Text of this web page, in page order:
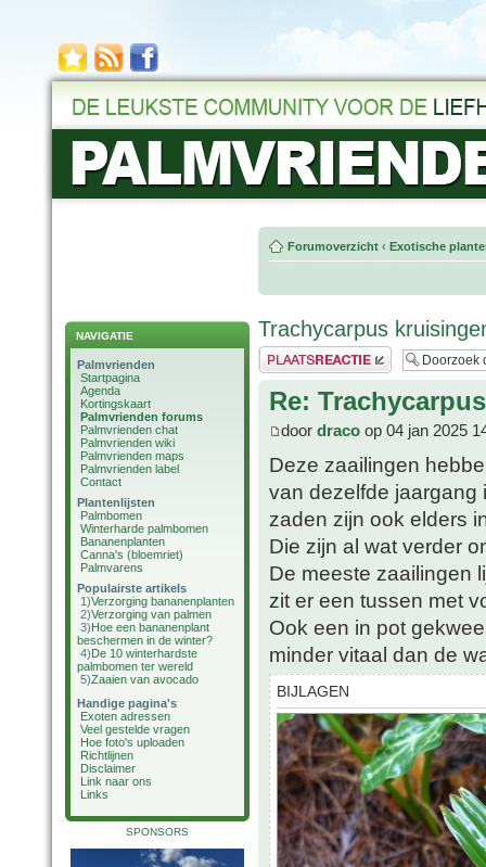
NAVIGATIE
Palmvrienden
Startpagina
Agenda
Kortingskaart
Palmvrienden forums
Palmvrienden chat
Palmvrienden wiki
Palmvrienden maps
Palmvrienden label
Contact
Plantenlijsten
Palmbomen
Winterharde palmbomen
Bananenplanten
Canna's (bloemriet)
Palmvarens
Populairste artikels
1)Verzorging bananenplanten
2)Verzorging van palmen
3)Hoe een bananenplant
beschermen in de winter?
4)De 10 winterhardste
palmbomen ter wereld
5)Zaaien van avocado
Handige pagina's
Exoten adressen
Veel gestelde vragen
Hoe foto's uploaden
Richtlijnen
Disclaimer
Link naar ons
Links
SPONSORS
Forumoverzicht ‹ Exotische
Trachycarpus
Plaats een reactie
Re:
door draco op 04 jan 2025
Deze zaailingen
van dezelfde jaargang
zaden zijn ook elders
Die zijn al wat verder
De meeste zaailingen
zit er een tussen met
Ook een in pot
minder vitaal dan de
BIJLAGEN